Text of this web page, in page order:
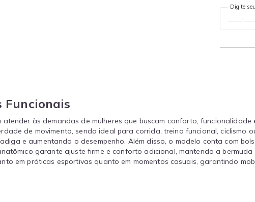
Digite
Funcionais
às demandas de mulheres que buscam conforto, funcionalidade
de movimento, sendo ideal para corrida, treino funcional, ciclismo
e aumentando o desempenho. Além disso, o modelo conta com
garante ajuste firme e conforto adicional, mantendo a bermuda
em práticas esportivas quanto em momentos casuais, garantindo